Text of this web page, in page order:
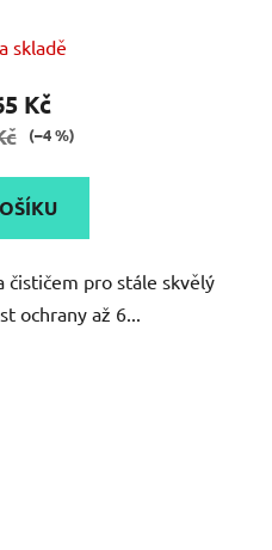
hodnocení
produktu
je
4,0
z
5
skladě
Kč
(–4 %)
čističem pro stále skvělý
ochrany až 6...